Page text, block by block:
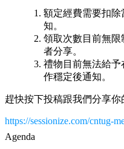
額定經費需要扣除
知。
領取次數目前無
者分享。
禮物目前無法給
作穩定後通知。
趕快按下投稿跟我們分享你
https://sessionize.com/cntug-
Agenda